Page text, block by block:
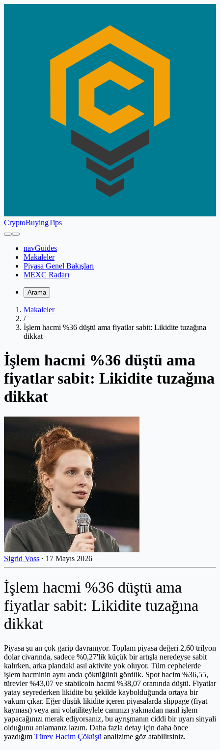
CryptoBuyingTips
navGuides
Makaleler
Piyasa Genel Bakışları
MEXC Radarı
Arama
Makaleler
/
İşlem hacmi %36 düştü ama fiyatlar sabit: Likidite tuzağına
dikkat
İşlem hacmi %36 düştü ama
fiyatlar sabit: Likidite tuzağına
dikkat
Sigrid Voss · 17 Mayıs 2026
İşlem hacmi %36 düştü ama
fiyatlar sabit: Likidite tuzağına
dikkat
Piyasa şu an çok garip davranıyor. Toplam piyasa değeri 2,60 trilyon
dolar civarında, sadece %0,27'lik küçük bir artışla neredeyse sabit
kalırken, arka plandaki asıl aktivite yok oluyor. Tüm cephelerde
işlem hacminin aynı anda çöktüğünü gördük. Spot hacim %36,55,
türevler %43,07 ve stabilcoin hacmi %38,07 oranında düştü. Fiyatlar
yatay seyrederken likidite bu şekilde kaybolduğunda ortaya bir
vakum çıkar. Eğer düşük likidite içeren piyasalarda slippage (fiyat
kayması) veya ani volatiliteylele canınızı yakmadan nasıl işlem
yapacağınızı merak ediyorsanız, bu ayrışmanın ciddi bir uyarı sinyali
olduğunu anlamanız lazım. Daha fazla detay için daha önce
yazdığım Türev Hacim Çöküşü analizime göz atabilirsiniz.